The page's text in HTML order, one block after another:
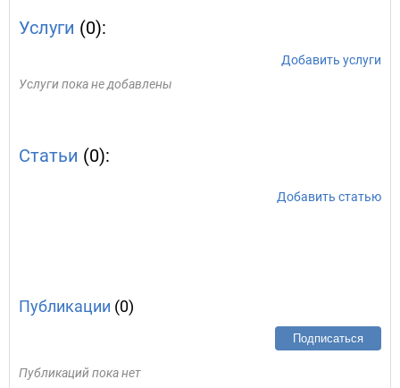
Услуги (0):
Добавить услуги
Услуги пока не добавлены
Статьи (0):
Добавить статью
Публикации (0)
Подписаться
Публикаций пока нет